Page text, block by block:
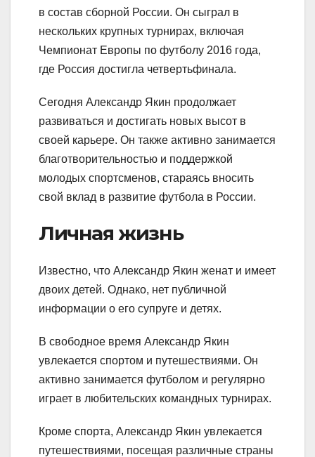
в состав сборной России. Он сыграл в
нескольких крупных турнирах, включая
Чемпионат Европы по футболу 2016 года,
где Россия достигла четвертьфинала.
Сегодня Александр Якин продолжает
развиваться и достигать новых высот в
своей карьере. Он также активно занимается
благотворительностью и поддержкой
молодых спортсменов, стараясь вносить
свой вклад в развитие футбола в России.
Личная жизнь
Известно, что Александр Якин женат и имеет
двоих детей. Однако, нет публичной
информации о его супруге и детях.
В свободное время Александр Якин
увлекается спортом и путешествиями. Он
активно занимается футболом и регулярно
играет в любительских командных турнирах.
Кроме спорта, Александр Якин увлекается
путешествиями, посещая различные страны